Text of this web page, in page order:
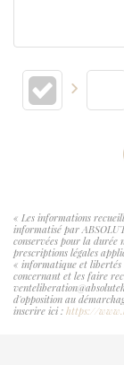
« Les informations
informatisé par
conservées pour la durée
prescriptions légales
« informatique et libertés
concernant et les faire
d'opposition au
inscrire ici : https://